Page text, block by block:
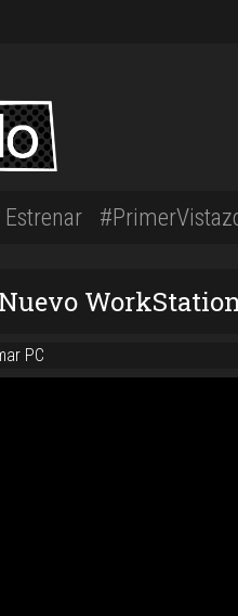
PC